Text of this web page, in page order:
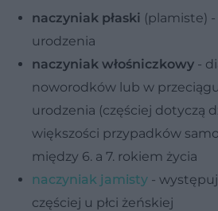
naczyniak płaski (plamiste)
urodzenia
naczyniak włośniczkowy -
noworodków lub w
urodzenia (częściej dotyczą
większości przypadków
między 6. a 7. rokiem życia
naczyniak jamisty -
częściej u płci żeńskiej